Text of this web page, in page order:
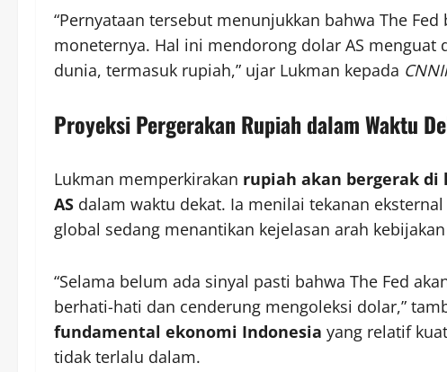
“Pernyataan tersebut menunjukkan bahwa The
moneternya. Hal ini mendorong dolar AS menguat
dunia, termasuk rupiah,” ujar Lukman kepada
Proyeksi Pergerakan Rupiah dalam Waktu
Lukman memperkirakan rupiah akan bergerak di
AS dalam waktu dekat. Ia menilai tekanan
global sedang menantikan kejelasan arah
“Selama belum ada sinyal pasti bahwa The Fed
berhati-hati dan cenderung mengoleksi dolar,”
fundamental ekonomi Indonesia yang relatif
tidak terlalu dalam.